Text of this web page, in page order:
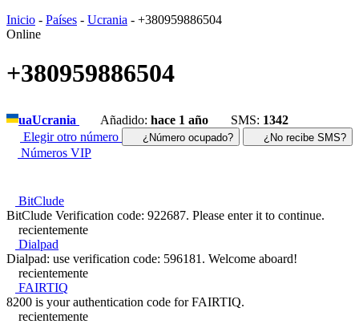
Inicio - Países - Ucrania - +380959886504
Online
+380959886504
uaUcrania Añadido: hace 1 año SMS: 1342
Elegir otro número
¿Número ocupado? ¿No recibe SMS?
Números VIP
BitClude
BitClude Verification code: 922687. Please enter it to continue.
recientemente
Dialpad
Dialpad: use verification code: 596181. Welcome aboard!
recientemente
FAIRTIQ
8200 is your authentication code for FAIRTIQ.
recientemente